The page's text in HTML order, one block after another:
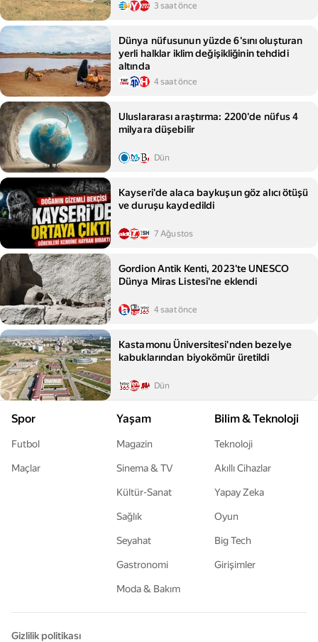
3 saat önce
Dünya nüfusunun yüzde 6'sını oluşturan
yerli halklar iklim değişikliğinin tehdidi
altında
4 saat önce
Uluslararası araştırma: 2200'de nüfus 4
milyara düşebilir
Dün
Kayseri'de alaca baykuşun göz alıcı ötüşü
ve duruşu kaydedildi
7 Ağustos
Gordion Antik Kenti, 2023'te UNESCO
Dünya Miras Listesi'ne eklendi
4 saat önce
Kastamonu Üniversitesi'nden bezelye
kabuklarından biyokömür üretildi
Dün
Spor
Futbol
Maçlar
Yaşam
Magazin
Sinema & TV
Kültür-Sanat
Sağlık
Seyahat
Gastronomi
Moda & Bakım
Bilim & Teknoloji
Teknoloji
Akıllı Cihazlar
Yapay Zeka
Oyun
Big Tech
Girişimler
Gizlilik politikası